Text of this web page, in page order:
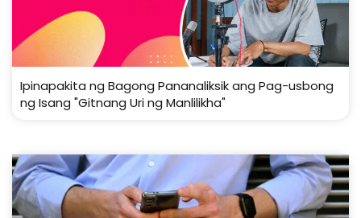
Ipinapakita ng Bagong Pananaliksik ang Pag-usbong
ng Isang "Gitnang Uri ng Manlilikha"